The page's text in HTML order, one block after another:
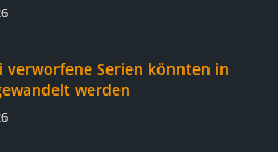
verworfene Serien könnten in
werden